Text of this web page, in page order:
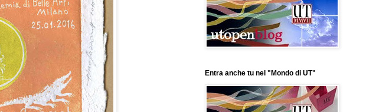
Entra anche tu nel "Mondo di UT"